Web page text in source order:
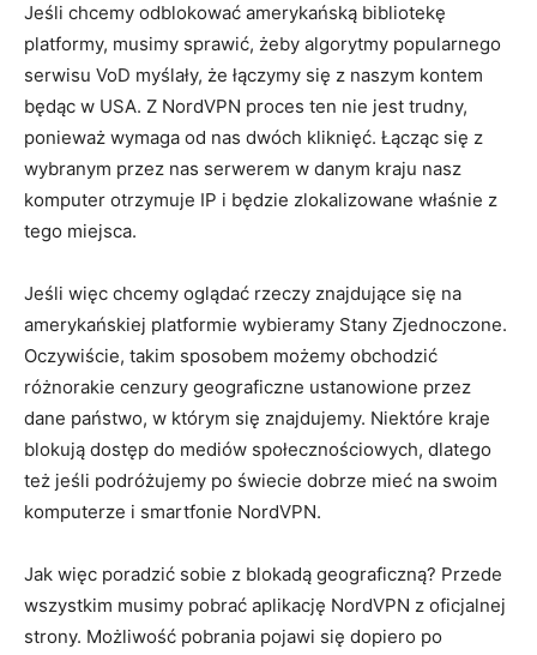
Jeśli chcemy odblokować amerykańską bibliotekę
platformy, musimy sprawić, żeby algorytmy popularnego
serwisu VoD myślały, że łączymy się z naszym kontem
będąc w USA. Z NordVPN proces ten nie jest trudny,
ponieważ wymaga od nas dwóch kliknięć. Łącząc się z
wybranym przez nas serwerem w danym kraju nasz
komputer otrzymuje IP i będzie zlokalizowane właśnie z
tego miejsca.
Jeśli więc chcemy oglądać rzeczy znajdujące się na
amerykańskiej platformie wybieramy Stany Zjednoczone.
Oczywiście, takim sposobem możemy obchodzić
różnorakie cenzury geograficzne ustanowione przez
dane państwo, w którym się znajdujemy. Niektóre kraje
blokują dostęp do mediów społecznościowych, dlatego
też jeśli podróżujemy po świecie dobrze mieć na swoim
komputerze i smartfonie NordVPN.
Jak więc poradzić sobie z blokadą geograficzną? Przede
wszystkim musimy pobrać aplikację NordVPN z oficjalnej
strony. Możliwość pobrania pojawi się dopiero po